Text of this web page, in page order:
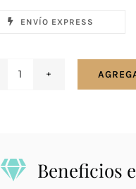
ENVÍO EXPRESS
Topacio
Místico
Beneficios